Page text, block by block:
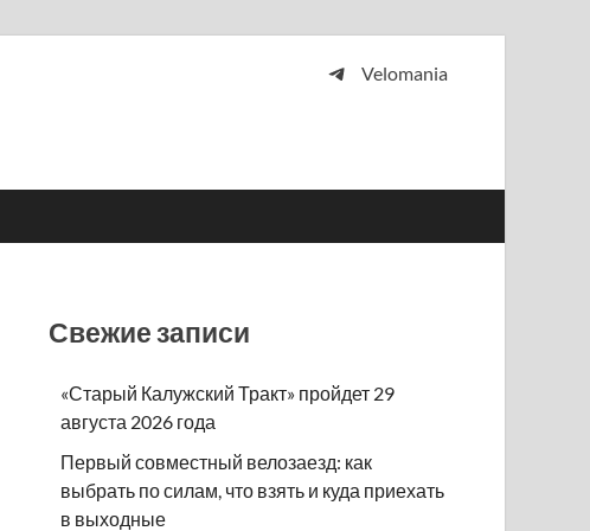
Velomania
Свежие записи
«Старый Калужский Тракт» пройдет 29
августа 2026 года
Первый совместный велозаезд: как
выбрать по силам, что взять и куда приехать
в выходные